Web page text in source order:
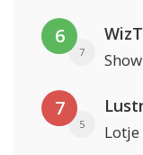
6
7
7
5 Lotje